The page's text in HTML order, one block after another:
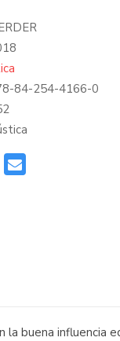
84-254-4166-0
buena influencia